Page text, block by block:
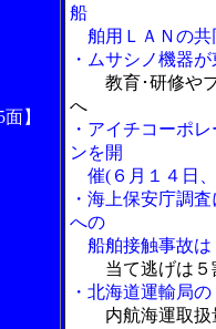
】
船
舶用ＬＡＮの共
・ムサシノ機器
教育･研修や
へ
・アイチコーポ
ンを開
催(６月１４日
・海上保安庁調
への
船舶接触事故は
当て逃げは５
・北海道運輸局
内航海運取